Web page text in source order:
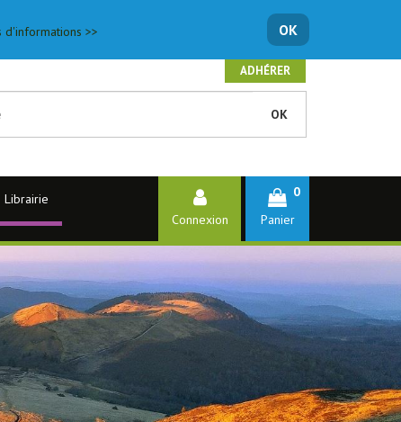
d'informations >> OK
ADHÉRER
OK
Librairie
Connexion
0
Panier